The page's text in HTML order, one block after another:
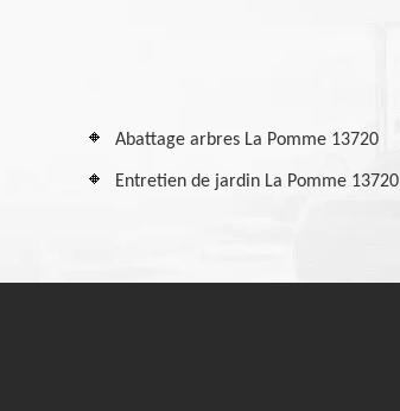
Abattage arbres La Pomme 13720
Entretien de jardin La Pomme 13720